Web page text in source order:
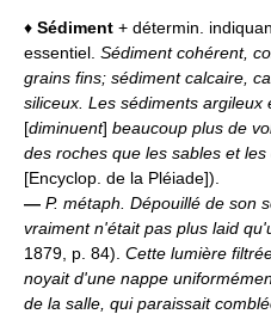
♦ Sédiment + détermin.
essentiel. Sédiment cohérent,
grains fins; sédiment calcaire,
siliceux. Les sédiments argileux
[diminuent] beaucoup plus de
des roches que les sables et les
[Encyclop. de la Pléiade]).
— P. métaph. Dépouillé de son
vraiment n'était pas plus laid
1879, p. 84). Cette lumière
noyait d'une nappe
de la salle, qui paraissait